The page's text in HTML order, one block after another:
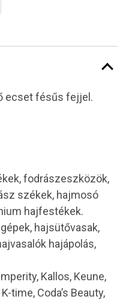
ecset fésűs fejjel.
fodrászeszközök,
székek, hajmosó
hajfestékek.
hajsütővasak,
hajápolás,
Kallos, Keune,
time, Coda’s Beauty,